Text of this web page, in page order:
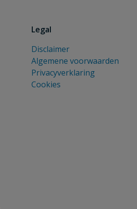
Legal
Disclaimer
Algemene voorwaarden
Privacyverklaring
Cookies